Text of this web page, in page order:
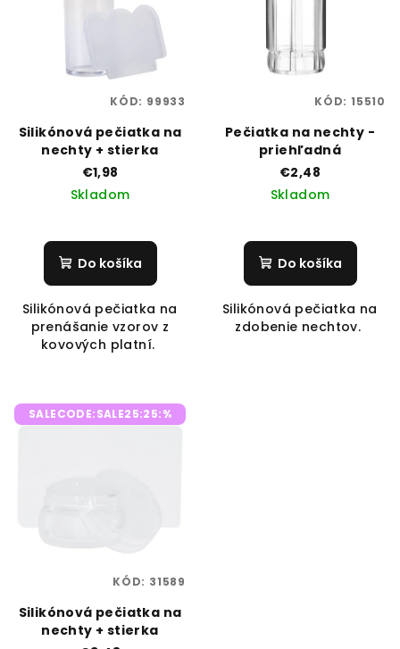
Silikónová pečiatka na
nechty + stierka
€1,98
Skladom
Do košíka
Silikónová pečiatka na
prenášanie vzorov z
kovových platní.
KÓD: 99933
Pečiatka na nechty -
priehľadná
€2,48
Skladom
Do košíka
Silikónová pečiatka na
zdobenie nechtov.
KÓD: 15510
SALECODE:SALE25:25:%
Silikónová pečiatka na
nechty + stierka
KÓD: 31589